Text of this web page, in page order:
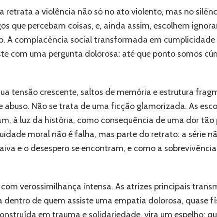
perigosa
do
silêncio
retrata a violência não só no ato violento, mas no
que percebam coisas, e, ainda assim, escolhem
A complacência social transformada em cumplicidade
com uma pergunta dolorosa: até que ponto somos
tensão crescente, saltos de memória e estrutura
Não se trata de uma ficção glamorizada. As
à luz da história, como consequência de uma dor
moral não é falha, mas parte do retrato: a série
e o desespero se encontram, e como a
verossimilhança intensa. As atrizes principais
dentro de quem assiste uma empatia dolorosa, quase
em trauma e solidariedade, vira um espelho: